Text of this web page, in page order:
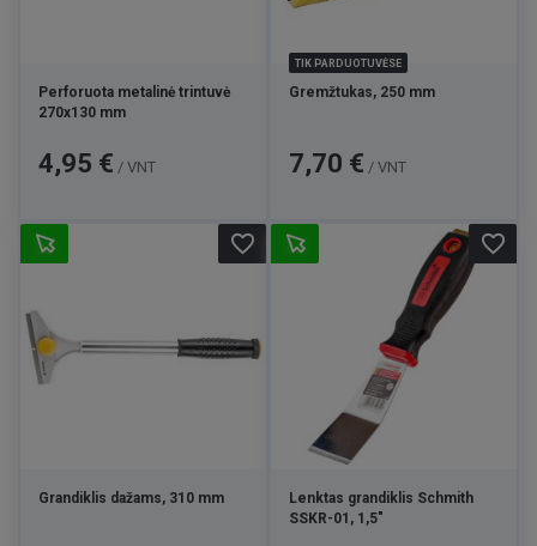
Perforuota metalinė trintuvė
270x130 mm
Kaina
4,95 € / VNT
TIK PARDUOTUVĖSE
Gremžtukas, 250 mm
Kaina
7,70 € / VNT
Grandiklis dažams, 310 mm
favorite_border
Lenktas grandiklis Schmith
SSKR-01, 1,5"
favorite_border